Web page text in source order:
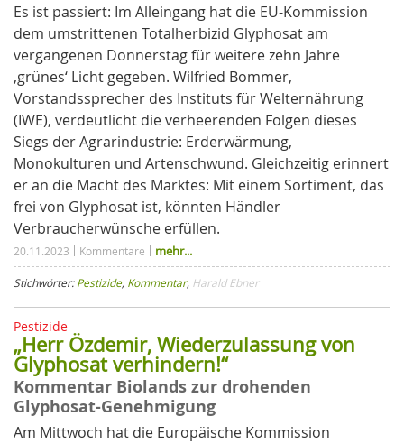
Es ist passiert: Im Alleingang hat die EU-Kommission
dem umstrittenen Totalherbizid Glyphosat am
vergangenen Donnerstag für weitere zehn Jahre
‚grünes‘ Licht gegeben. Wilfried Bommer,
Vorstandssprecher des Instituts für Welternährung
(IWE), verdeutlicht die verheerenden Folgen dieses
Siegs der Agrarindustrie: Erderwärmung,
Monokulturen und Artenschwund. Gleichzeitig erinnert
er an die Macht des Marktes: Mit einem Sortiment, das
frei von Glyphosat ist, könnten Händler
Verbraucherwünsche erfüllen.
20.11.2023 Kommentare mehr...
Stichwörter:Pestizide, Kommentar, Harald Ebner
Pestizide
„Herr Özdemir, Wiederzulassung von
Glyphosat verhindern!“
Kommentar Biolands zur drohenden
Glyphosat-Genehmigung
Am Mittwoch hat die Europäische Kommission